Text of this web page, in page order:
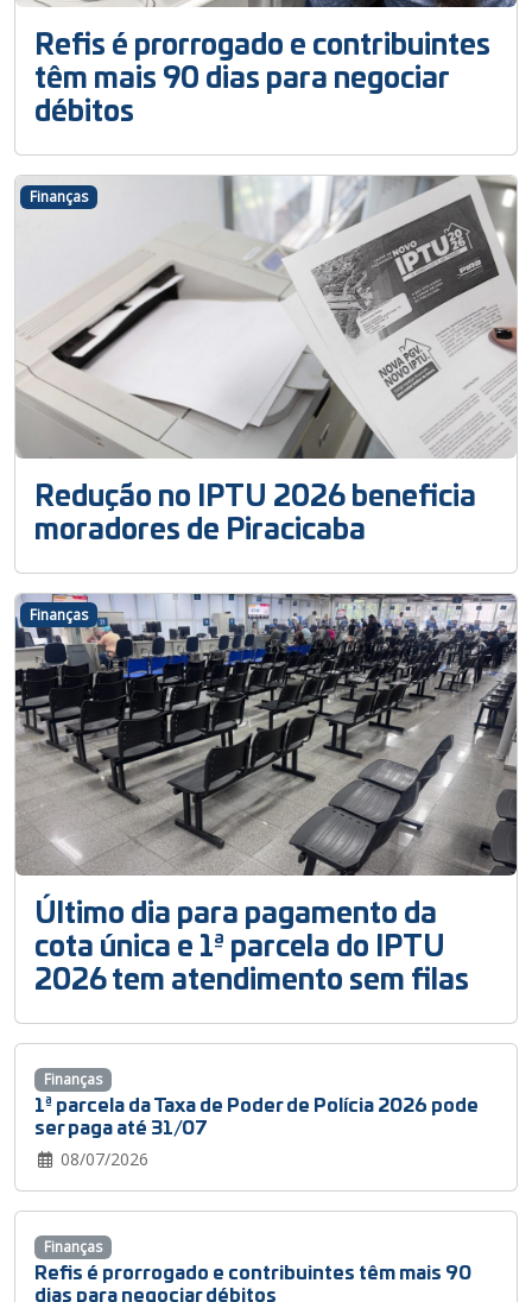
Refis é prorrogado e contribuintes
têm mais 90 dias para negociar
débitos
Redução no IPTU 2026 beneficia
moradores de Piracicaba
Finanças
Último dia para pagamento da
cota única e 1ª parcela do IPTU
2026 tem atendimento sem filas
Finanças
1ª parcela da Taxa de Poder de Polícia 2026 pode
ser paga até 31/07
08/07/2026
Finanças
Refis é prorrogado e contribuintes têm mais 90
dias para negociar débitos
Finanças